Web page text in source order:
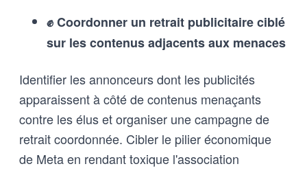
✊ Coordonner un retrait publicitaire ciblé
sur les contenus adjacents aux menaces
Identifier les annonceurs dont les publicités
apparaissent à côté de contenus menaçants
contre les élus et organiser une campagne de
retrait coordonnée. Cibler le pilier économique
de Meta en rendant toxique l'association